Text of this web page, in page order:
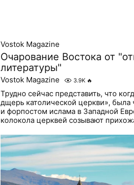
Vostok Magazine
Очарование Востока от
литературы"
Vostok Magazine 3.9K 🔥
Трудно сейчас представить, что
дщерь католической церкви»,
и форпостом ислама в Западной
колокола церквей созывают